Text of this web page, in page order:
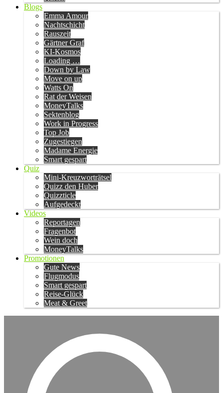
Blogs
Emma Amour
Nachtschicht
Rauszeit
Gärtner Graf
KI-Kosmos
Loading …
Down by Law
Move on up
Watts On
Rat der Weisen
MoneyTalks
Sektenblog
Work in Progress
Top Job
Zugestiegen
Madame Energie
Smart gespart
Quiz
Mini-Kreuzworträtsel
Quizz den Huber
Quizzticle
Aufgedeckt
Videos
Reportagen
Fragenbot
Wein doch
MoneyTalks
Promotionen
Gute News
Flugmodus
Smart gespart
Reise-Glück
Meat & Greet